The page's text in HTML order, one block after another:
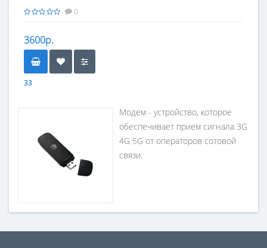
0
3600р.
33
Модем - устройство, которое
обеспечивает прием сигнала 3G
4G 5G от операторов сотовой
связи.